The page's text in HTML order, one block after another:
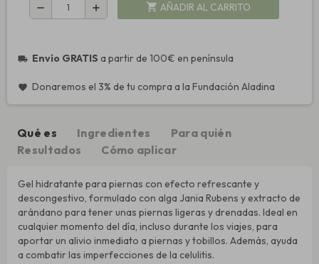
remove add shopping_cart AÑADIR AL CARRITO
local_shipping Envío GRATIS a partir de 100€ en península
favorite Donaremos el 3% de tu compra a la Fundación Aladina
Qué es Ingredientes
Para quién
Resultados
Cómo aplicar
Gel hidratante para piernas con efecto refrescante y
descongestivo, formulado con alga Jania Rubens y extracto de
arándano para tener unas piernas ligeras y drenadas. Ideal en
cualquier momento del día, incluso durante los viajes, para
aportar un alivio inmediato a piernas y tobillos. Además, ayuda
a combatir las imperfecciones de la celulitis.